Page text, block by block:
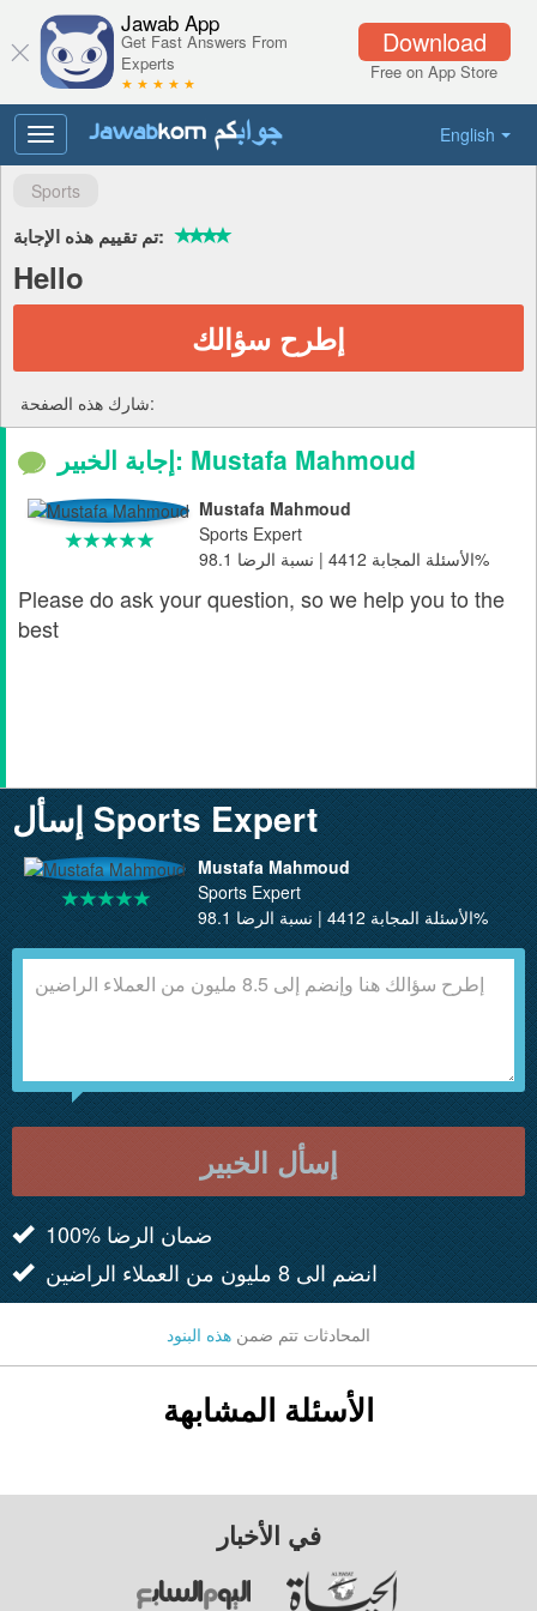
Download
Free on App Store
Jawab App
Get Fast Answers From
Experts
★ ★ ★ ★ ★
English
Toggle
navigation
Sports
تم تقييم هذه الإجابة:
Hello
إطرح سؤالك
شارك هذه الصفحة:
إجابة الخبير: Mustafa Mahmoud
Mustafa Mahmoud
Sports Expert
الأسئلة المجابة 4412 | نسبة الرضا 98.1%
Please do ask your question, so we help you to the
best
إسأل Sports Expert
Mustafa Mahmoud
Sports Expert
الأسئلة المجابة 4412 | نسبة الرضا 98.1%
إسأل الخبير
100% ضمان الرضا
انضم الى 8 مليون من العملاء الراضين
المحادثات تتم ضمن هذه البنود
الأسئلة المشابهة
في الأخبار